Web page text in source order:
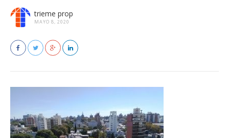
trieme prop
MAYO 8, 2020